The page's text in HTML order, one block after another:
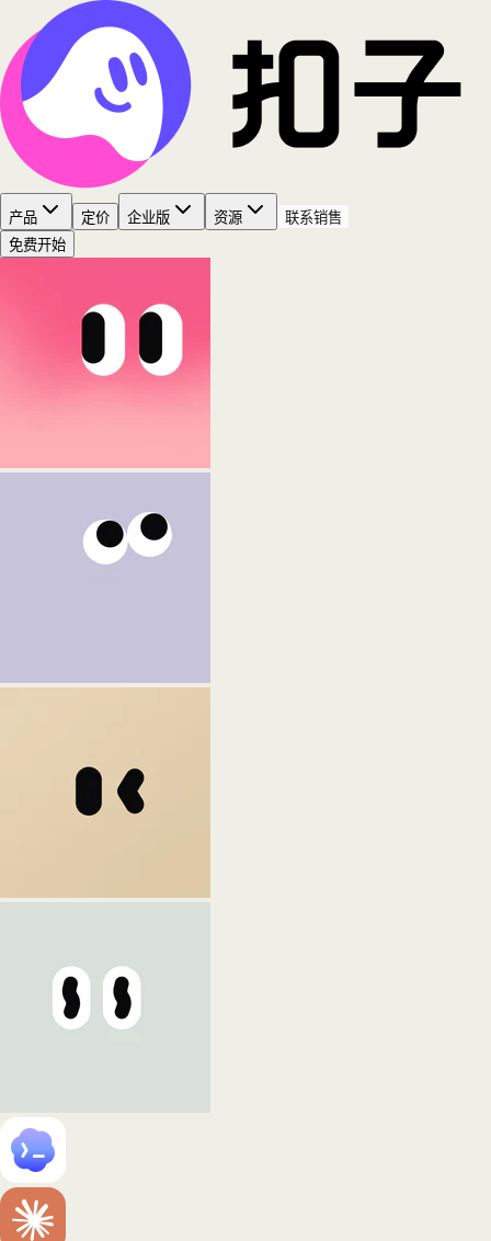
产品 定价 企业版 资源
联系销售
免费开始